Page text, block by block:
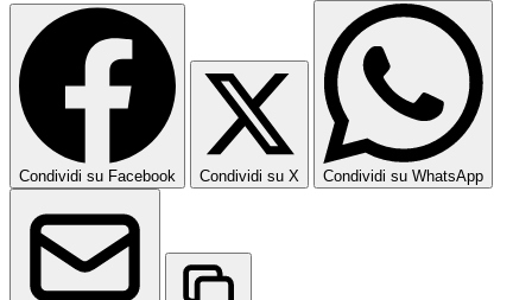
Condividi su Facebook Condividi su X Condividi su WhatsApp